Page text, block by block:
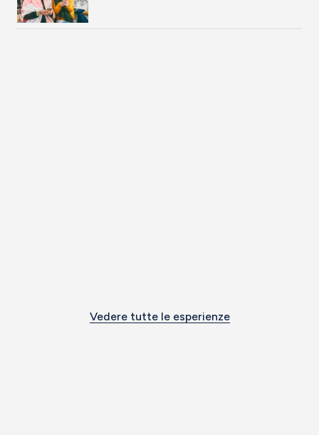
Vedere tutte le esperienze